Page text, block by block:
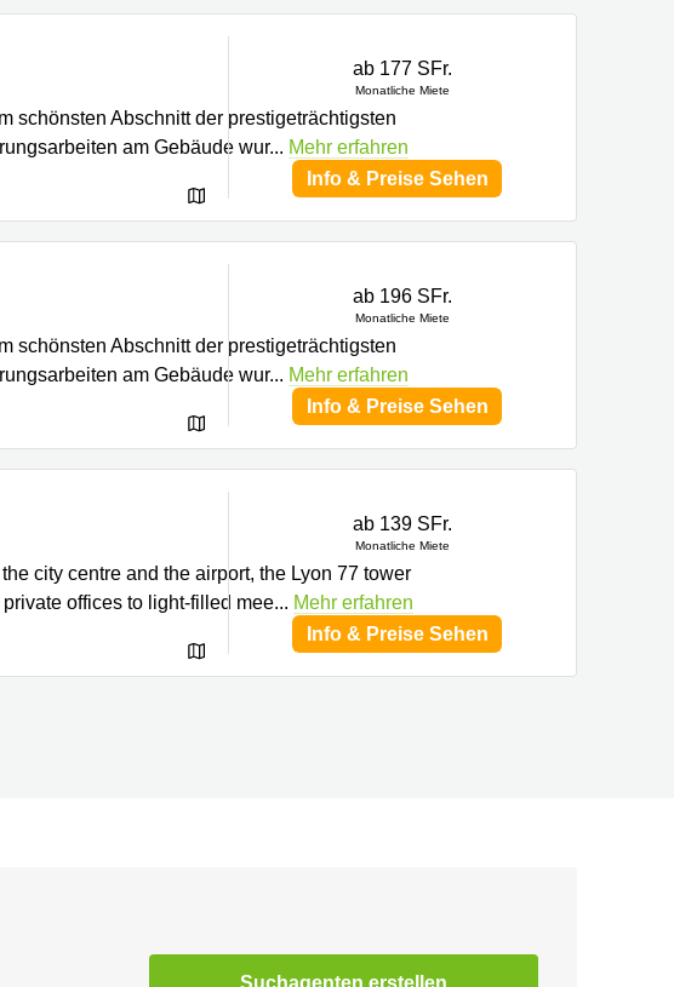
schönsten Abschnitt der prestigeträchtigsten
am Gebäude wur... Mehr erfahren
ab 177 SFr.
Monatliche Miete
Info & Preise Sehen
schönsten Abschnitt der prestigeträchtigsten
am Gebäude wur... Mehr erfahren
ab 196 SFr.
Monatliche Miete
Info & Preise Sehen
city centre and the airport, the Lyon 77 tower
offices to light-filled mee... Mehr erfahren
ab 139 SFr.
Monatliche Miete
Info & Preise Sehen
Suchagenten erstellen